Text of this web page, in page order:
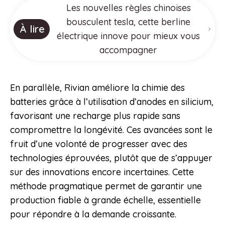
À lire
Les nouvelles règles chinoises
bousculent tesla, cette berline
électrique innove pour mieux vous
accompagner
En parallèle, Rivian améliore la chimie des
batteries grâce à l’utilisation d’anodes en silicium,
favorisant une recharge plus rapide sans
compromettre la longévité. Ces avancées sont le
fruit d’une volonté de progresser avec des
technologies éprouvées, plutôt que de s’appuyer
sur des innovations encore incertaines. Cette
méthode pragmatique permet de garantir une
production fiable à grande échelle, essentielle
pour répondre à la demande croissante.